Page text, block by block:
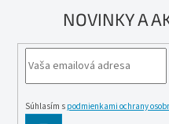
NOVINKY A
Súhlasím s podmienkami ochrany